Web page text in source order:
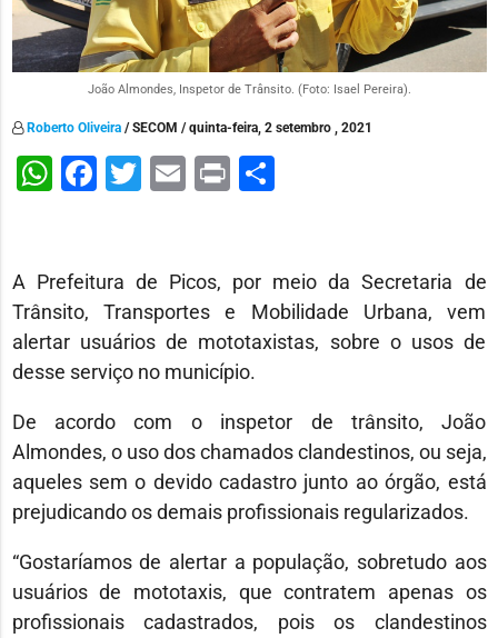
João Almondes, Inspetor de Trânsito. (Foto: Isael Pereira).
Roberto Oliveira/ SECOM / quinta-feira, 2 setembro , 2021
WhatsApp
Facebook
Twitter
Email
PrintShare
A Prefeitura de Picos, por meio da Secretaria de
Trânsito, Transportes e Mobilidade Urbana, vem
alertar usuários de mototaxistas, sobre o usos de
desse serviço no município.
De acordo com o inspetor de trânsito, João
Almondes, o uso dos chamados clandestinos, ou seja,
aqueles sem o devido cadastro junto ao órgão, está
prejudicando os demais profissionais regularizados.
“Gostaríamos de alertar a população, sobretudo aos
usuários de mototaxis, que contratem apenas os
profissionais cadastrados, pois os clandestinos